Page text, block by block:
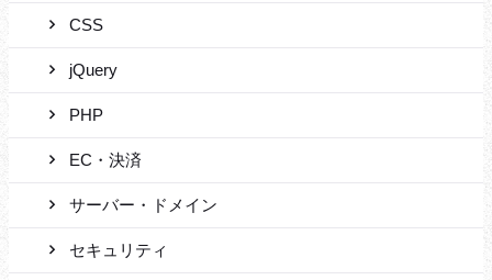
CSS
jQuery
PHP
EC・決済
サーバー・ドメイン
セキュリティ